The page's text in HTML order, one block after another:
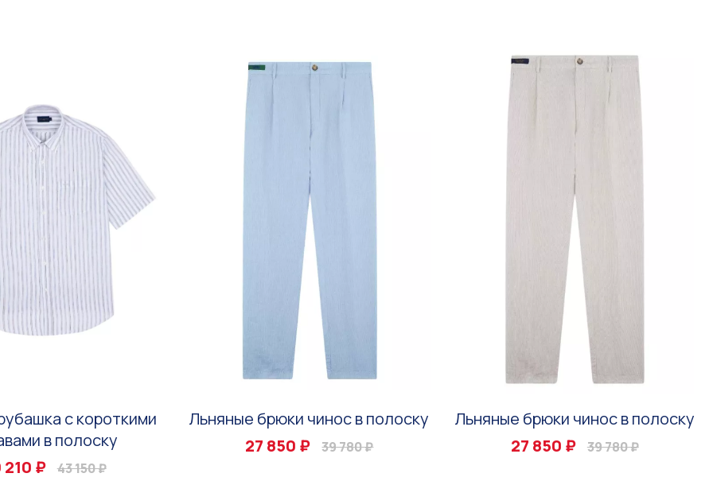
с короткими
в полоску
210 ₽
43 150 ₽
Льняные брюки чинос в полоску
27 850 ₽
39 780 ₽
Льняные брюки чинос в полоску
27 850 ₽
39 780 ₽